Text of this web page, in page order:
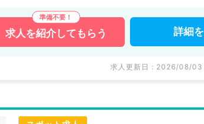
求人を紹介してもらう 詳細を
求人更新日 : 2026/08/03